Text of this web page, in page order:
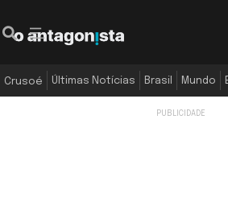
Crusoé Últimas Notícias Brasil Mundo